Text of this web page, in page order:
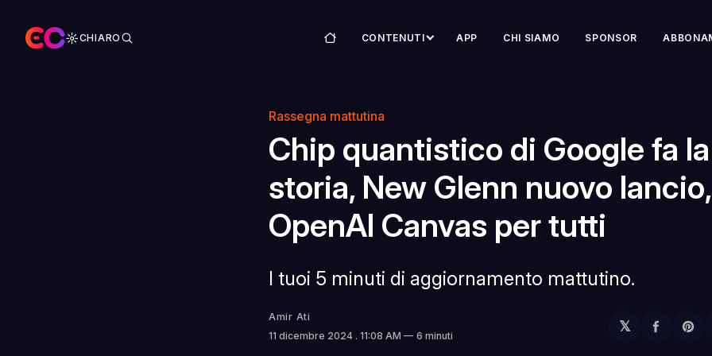
CHIARO CONTENUTI APP CHI SIAMO SPONSOR
Rassegna mattutina
Chip quantistico di Google fa la
storia, New Glenn nuovo lancio,
OpenAI Canvas per tutti
I tuoi 5 minuti di aggiornamento mattutino.
Amir Ati
11 dicembre 2024 . 11:08 AM 6 minuti
𝕏